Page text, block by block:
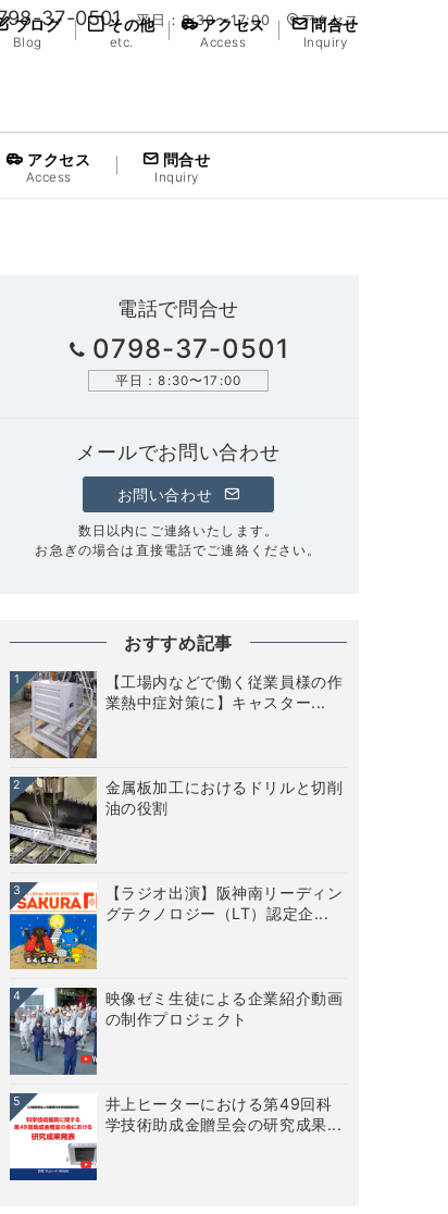
37-0501 平日：8:30〜17:00 アクセス
アクセス
Access
問合せ
Inquiry
ブログ
Blog
その他
etc.
アクセス
Access
問合せ
Inquiry
電話で問合せ
0798-37-0501
平日：8:30〜17:00
メールでお問い合わせ
お問い合わせ
数日以内にご連絡いたします。
お急ぎの場合は直接電話でご連絡ください。
おすすめ記事
1
【工場内などで働く従業員様の作
業熱中症対策に】キャスター...
2
金属板加工におけるドリルと切削
油の役割
3
【ラジオ出演】阪神南リーディン
グテクノロジー（LT）認定企...
4
映像ゼミ生徒による企業紹介動画
の制作プロジェクト
5
井上ヒーターにおける第49回科
学技術助成金贈呈会の研究成果...